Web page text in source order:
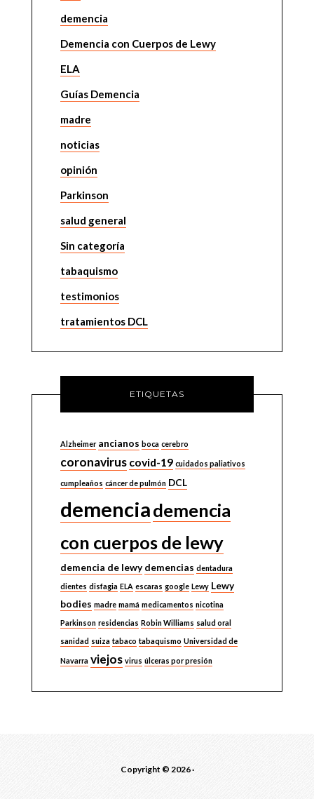
demencia
Demencia con Cuerpos de Lewy
ELA
Guías Demencia
madre
noticias
opinión
Parkinson
salud general
Sin categoría
tabaquismo
testimonios
tratamientos DCL
ETIQUETAS
Alzheimer ancianos boca cerebro
coronavirus covid-19 cuidados paliativos
cumpleaños cáncer de pulmón DCL
demenciademencia
con cuerpos de lewy
demencia de lewy demencias dentadura
dientes disfagia ELA escaras google Lewy Lewy
bodies madre mamá medicamentos nicotina
Parkinson residencias Robin Williams salud oral
sanidad suiza tabaco tabaquismo Universidad de
Navarra viejos virus úlceras por presión
Copyright © 2026 ·